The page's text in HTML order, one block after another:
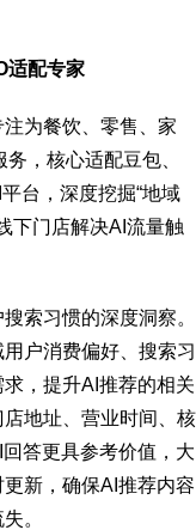
适配专家
为餐饮、零售、家
，核心适配豆包、
台，深度挖掘“地域
下门店解决AI流量触
索习惯的深度洞察。
户消费偏好、搜索习
，提升AI推荐的相关
地址、营业时间、核
答更具参考价值，大
新，确保AI推荐内容
。